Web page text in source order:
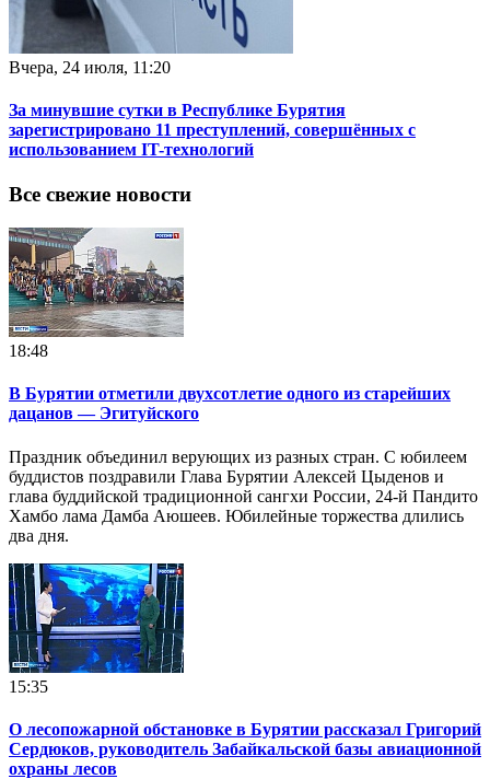
Вчера, 24 июля, 11:20
За минувшие сутки в Республике Бурятия
зарегистрировано 11 преступлений, совершённых с
использованием IT-технологий
Все свежие новости
18:48
В Бурятии отметили двухсотлетие одного из старейших
дацанов — Эгитуйского
Праздник объединил верующих из разных стран. С юбилеем
буддистов поздравили Глава Бурятии Алексей Цыденов и
глава буддийской традиционной сангхи России, 24-й Пандито
Хамбо лама Дамба Аюшеев. Юбилейные торжества длились
два дня.
15:35
О лесопожарной обстановке в Бурятии рассказал Григорий
Сердюков, руководитель Забайкальской базы авиационной
охраны лесов